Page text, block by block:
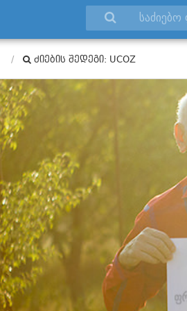
ᲫᲘᲔᲑᲘᲡ ᲨᲔᲓᲔᲒᲘ: UCOZ